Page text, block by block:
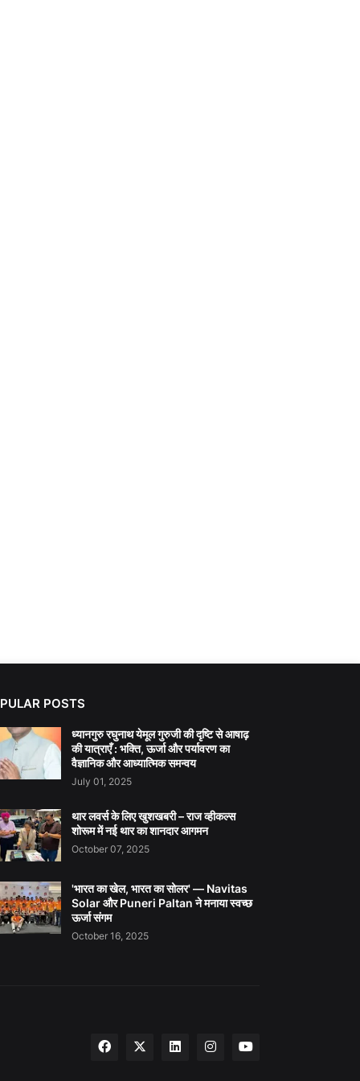
POSTS
ध्यानगुरु रघुनाथ येमूल गुरुजी की दृष्टि से आषाढ़
की यात्राएँ : भक्ति, ऊर्जा और पर्यावरण का
वैज्ञानिक और आध्यात्मिक समन्वय
July 01, 2025
थार लवर्स के लिए खुशखबरी – राज व्हीकल्स
शोरूम में नई थार का शानदार आगमन
October 07, 2025
'भारत का खेल, भारत का सोलर' — Navitas
Solar और Puneri Paltan ने मनाया स्वच्छ
ऊर्जा संगम
October 16, 2025